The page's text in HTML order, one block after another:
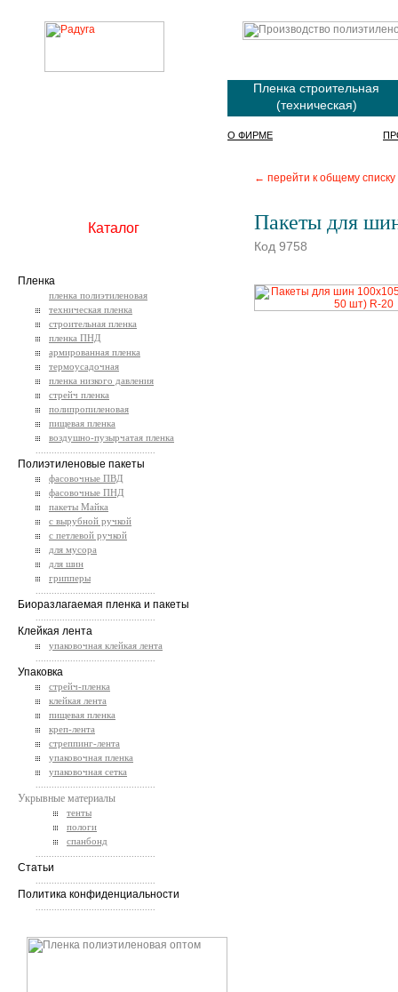
Пленка строительная
(техническая)
О ФИРМЕ
← перейти к общему списку
Пакеты для
Код 9758
Каталог
Пленка
пленка полиэтиленовая
техническая пленка
строительная пленка
пленка ПНД
армированная пленка
термоусадочная
пленка низкого давления
стрейч пленка
полипропиленовая
пищевая пленка
воздушно-пузырчатая пленка
Полиэтиленовые пакеты
фасовочные ПВД
фасовочные ПНД
пакеты Майка
с вырубной ручкой
с петлевой ручкой
для мусора
для шин
грипперы
Биоразлагаемая пленка и пакеты
Клейкая лента
упаковочная клейкая лента
Упаковка
стрейч-пленка
клейкая лента
пищевая пленка
креп-лента
стреппинг-лента
упаковочная пленка
упаковочная сетка
Укрывные материалы
тенты
пологи
спанбонд
Статьи
Политика конфиденциальности